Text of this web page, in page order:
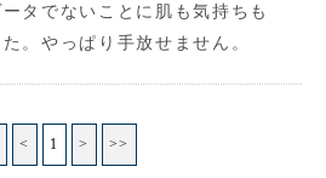
タでないことに肌も気持ちも
。やっぱり手放せません。
< 1 > >>